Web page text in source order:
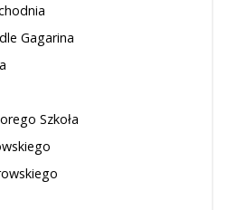
kontrast
i wnioski
osobowych
Gagarina
Szkoła